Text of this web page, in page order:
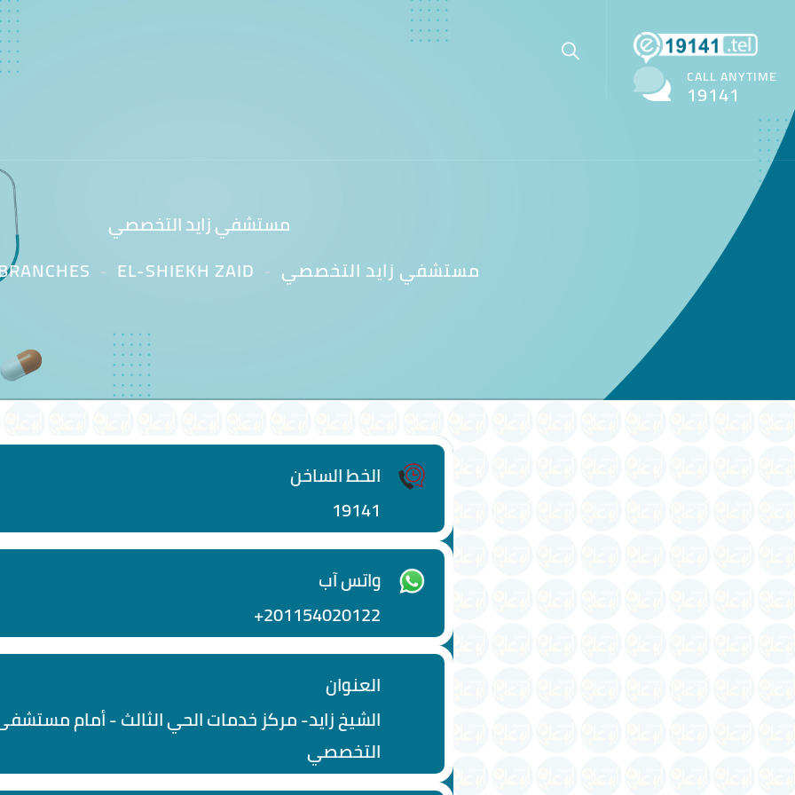
CALL ANYTIME
19141
مستشفي زايد التخصصي
EL-SHIEKH ZAID مستشفي زايد التخصصي
الخط الساخن
19141
واتس آب
+201154020122
العنوان
الشيخ زايد- مركز خدمات الحي الثالث - أمام
التخصصي